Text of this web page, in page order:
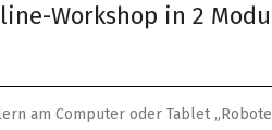
Workshop in 2
am Computer oder Tablet